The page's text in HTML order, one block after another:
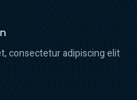
consectetur adipiscing elit